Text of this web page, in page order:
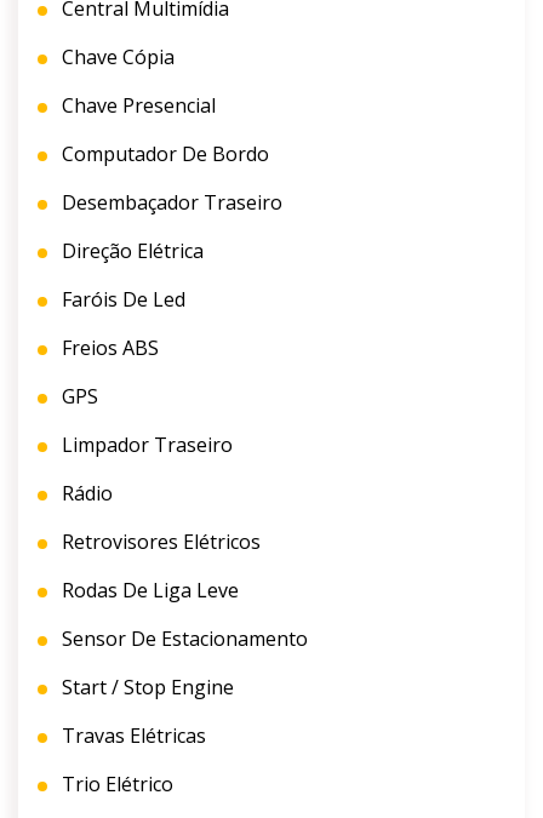
Central Multimídia
Chave Cópia
Chave Presencial
Computador De Bordo
Desembaçador Traseiro
Direção Elétrica
Faróis De Led
Freios ABS
GPS
Limpador Traseiro
Rádio
Retrovisores Elétricos
Rodas De Liga Leve
Sensor De Estacionamento
Start / Stop Engine
Travas Elétricas
Trio Elétrico